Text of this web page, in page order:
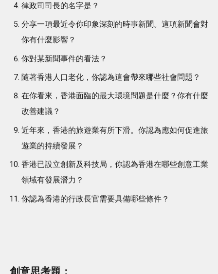
律政司司長的名字是？
分享一項最近令你印象深刻的時事新聞。這項新聞會對
你有什麼影響？
你對某新聞事件的看法？
隨著香港人口老化，你認為這會帶來哪些社會問題？
在你看來，香港面臨的最大環境問題是什麼？你有什麼
改善建議？
近年來，香港的旅遊業有所下滑。你認為應如何促進旅
遊業的持續發展？
香港已設立創新及科技局，你認為香港在哪些創意工業
領域有發展潛力？
你認為香港的行政長官需要具備哪些條件？
創意思考題：